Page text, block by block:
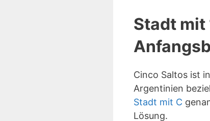
Stadt mit
Cinco Saltos ist
Argentinien
Stadt mit C
Lösung.